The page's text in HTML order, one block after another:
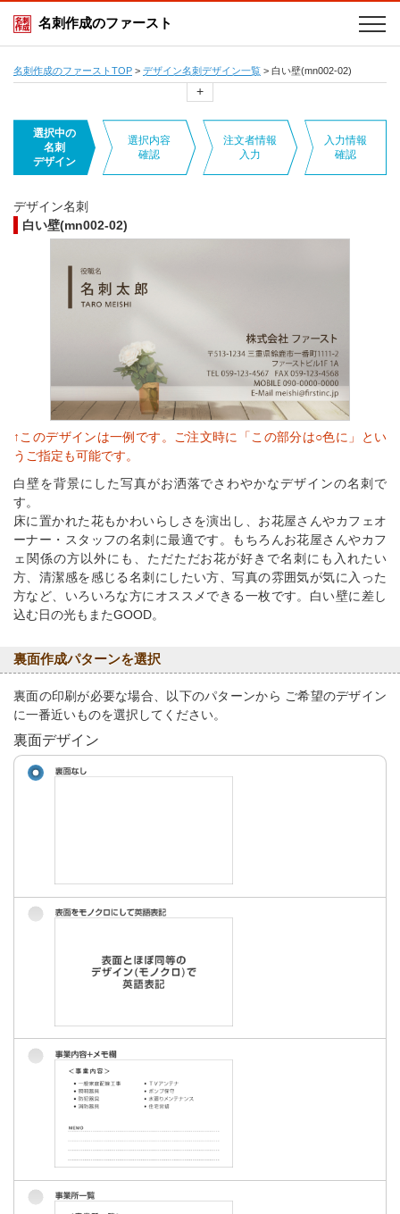
名刺作成のファースト
名刺作成のファーストTOP > デザイン名刺デザイン一覧 > 白い壁(mn002-02)
+
選択中の
名刺
デザイン
選択内容
確認
注文者情報
入力
入力情報
確認
デザイン名刺
白い壁(mn002-02)
↑このデザインは一例です。ご注文時に「この部分は○色に」とい
うご指定も可能です。
白壁を背景にした写真がお洒落でさわやかなデザインの名刺で
す。
床に置かれた花もかわいらしさを演出し、お花屋さんやカフェオ
ーナー・スタッフの名刺に最適です。もちろんお花屋さんやカフ
ェ関係の方以外にも、ただただお花が好きで名刺にも入れたい
方、清潔感を感じる名刺にしたい方、写真の雰囲気が気に入った
方など、いろいろな方にオススメできる一枚です。白い壁に差し
込む日の光もまたGOOD。
裏面作成パターンを選択
裏面の印刷が必要な場合、以下のパターンから ご希望のデザイン
に一番近いものを選択してください。
裏面デザイン